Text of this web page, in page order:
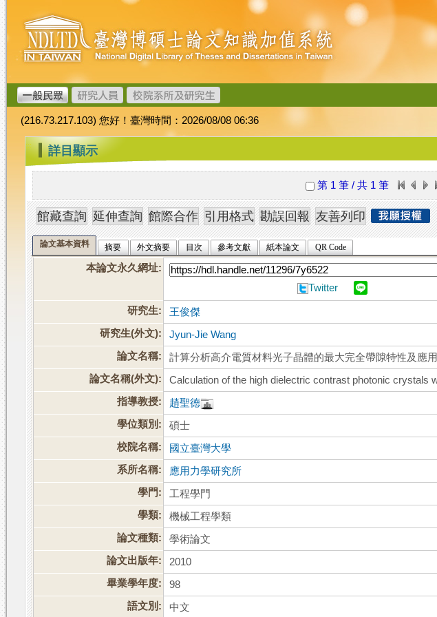
跳
到
主
要
內
容
臺
灣
博
碩
士
論
文
加
值
系
統
(216.73.217.103) 您好！臺灣時間：2026/08/08 06:36
::: 詳目顯示
第 1 筆 / 共 1 筆
論文基本資料 摘要 外文摘要 目次 參考文獻 紙本論文 QR Code
本論文永久網址:
Twitter
研究生:
王俊傑
研究生(外文):
Jyun-Jie Wang
論文名稱:
計算分析高介電質材料光子晶體的最大完全帶隙特性及應用
論文名稱(外文):
Calculation of the high dielectric contrast photonic crystals
指導教授:
趙聖德
學位類別:
碩士
校院名稱:
國立臺灣大學
系所名稱:
應用力學研究所
學門:
工程學門
學類:
機械工程學類
論文種類:
學術論文
論文出版年:
2010
畢業學年度:
98
語文別:
中文